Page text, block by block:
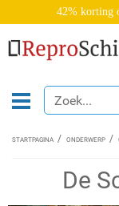
42% korting
STARTPAGINA ONDERWERP
De